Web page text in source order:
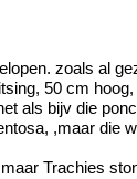
zoals al
50 cm
als bijv die
,maar die
Trachies